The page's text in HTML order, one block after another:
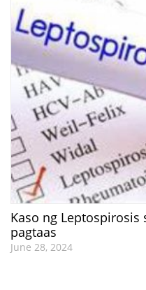
Kaso ng Leptospirosis
pagtaas
June 28, 2024